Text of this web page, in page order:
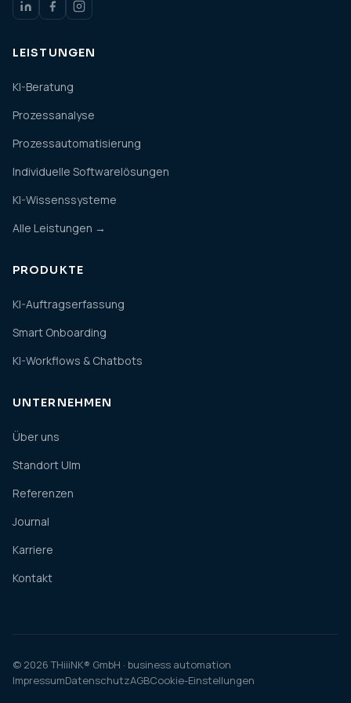
LEISTUNGEN
KI-Beratung
Prozessanalyse
Prozessautomatisierung
Individuelle Softwarelösungen
KI-Wissenssysteme
Alle Leistungen →
PRODUKTE
KI-Auftragserfassung
Smart Onboarding
KI-Workflows & Chatbots
UNTERNEHMEN
Über uns
Standort Ulm
Referenzen
Journal
Karriere
Kontakt
© 2026 THiiiNK® GmbH · business automation
ImpressumDatenschutzAGBCookie-Einstellungen